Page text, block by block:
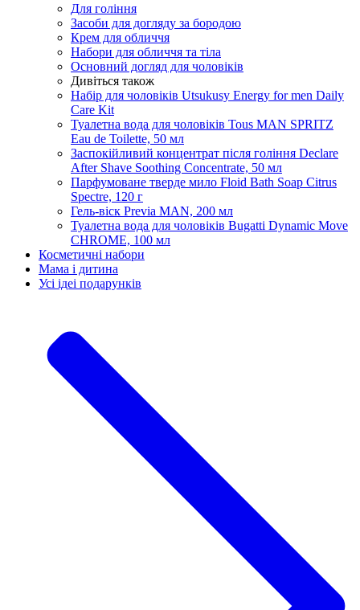
Для гоління
Засоби для догляду за бородою
Крем для обличчя
Набори для обличчя та тіла
Основний догляд для чоловіків
Дивіться також
Набір для чоловіків Utsukusy Energy for men Daily
Care Kit
Туалетна вода для чоловіків Tous MAN SPRITZ
Eau de Toilette, 50 мл
Заспокійливий концентрат після гоління Declare
After Shave Soothing Concentrate, 50 мл
Парфумоване тверде мило Floid Bath Soap Citrus
Spectre, 120 г
Гель-віск Previa MAN, 200 мл
Туалетна вода для чоловіків Bugatti Dynamic Move
CHROME, 100 мл
Косметичні набори
Мама і дитина
Усi iдеi подарункiв